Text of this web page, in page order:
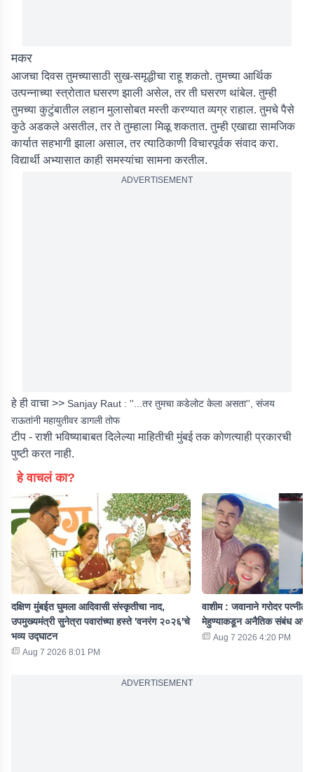
मकर
आजचा दिवस तुमच्यासाठी सुख-समृद्धीचा राहू शकतो. तुमच्या आर्थिक
उत्पन्नाच्या स्त्रोतात घसरण झाली असेल, तर ती घसरण थांबेल. तुम्ही
तुमच्या कुटुंबातील लहान मुलासोबत मस्ती करण्यात व्यग्र राहाल. तुमचे पैसे
कुठे अडकले असतील, तर ते तुम्हाला मिळू शकतात. तुम्ही एखाद्या सामजिक
कार्यात सहभागी झाला असाल, तर त्याठिकाणी विचारपूर्वक संवाद करा.
विद्यार्थी अभ्यासात काही समस्यांचा सामना करतील.
ADVERTISEMENT
हे ही वाचा >> Sanjay Raut : ''...तर तुमचा कडेलोट केला असता'', संजय
राऊतांनी महायुतीवर डागली तोफ
टीप - राशी भविष्याबाबत दिलेल्या माहितीची मुंबई तक कोणत्याही प्रकारची
पुष्टी करत नाही.
हे वाचलं का?
दक्षिण मुंबईत घुमला आदिवासी संस्कृतीचा नाद,
उपमुख्यमंत्री सुनेत्रा पवारांच्या हस्ते 'वनरंग २०२६'चे
भव्य उद्घाटन
Aug 7 2026 8:01 PM
वाशीम : जवानाने गरोदर
मेहुण्याकडून अनैतिक संबंध
Aug 7 2026 4:20 PM
ADVERTISEMENT